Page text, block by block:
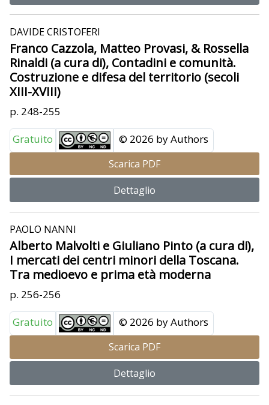
DAVIDE CRISTOFERI
Franco Cazzola, Matteo Provasi, & Rossella
Rinaldi (a cura di), Contadini e comunità.
Costruzione e difesa del territorio (secoli
XIII-XVIII)
p. 248-255
Gratuito
© 2026 by Authors
Scarica PDF
Dettaglio
PAOLO NANNI
Alberto Malvolti e Giuliano Pinto (a cura di),
I mercati dei centri minori della Toscana.
Tra medioevo e prima età moderna
p. 256-256
Gratuito
© 2026 by Authors
Scarica PDF
Dettaglio